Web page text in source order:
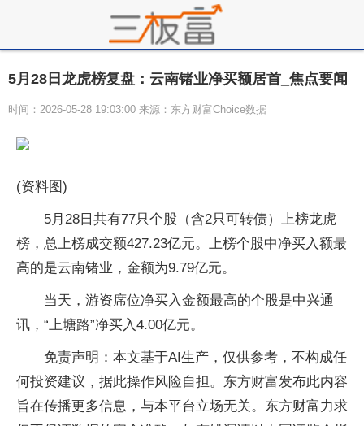
5月28日龙虎榜复盘：云南锗业净买额居首_焦点要闻
时间：2026-05-28 19:03:00 来源：东方财富Choice数据
(资料图)
5月28日共有77只个股（含2只可转债）上榜龙虎
榜，总上榜成交额427.23亿元。上榜个股中净买入额最
高的是云南锗业，金额为9.79亿元。
当天，游资席位净买入金额最高的个股是中兴通
讯，“上塘路”净买入4.00亿元。
免责声明：本文基于AI生产，仅供参考，不构成任
何投资建议，据此操作风险自担。东方财富发布此内容
旨在传播更多信息，与本平台立场无关。东方财富力求